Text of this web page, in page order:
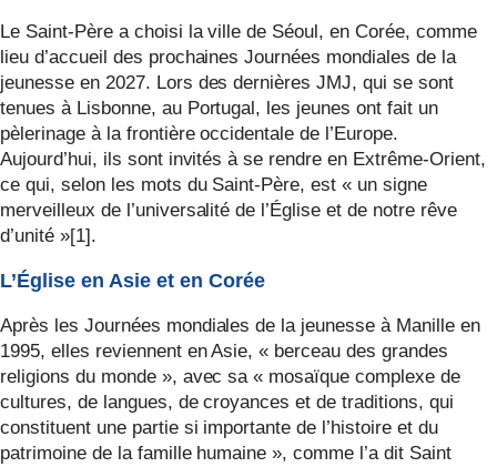
Le Saint-Père a choisi la ville de Séoul, en Corée, comme
lieu d’accueil des prochaines Journées mondiales de la
jeunesse en 2027. Lors des dernières JMJ, qui se sont
tenues à Lisbonne, au Portugal, les jeunes ont fait un
pèlerinage à la frontière occidentale de l’Europe.
Aujourd’hui, ils sont invités à se rendre en Extrême-Orient,
ce qui, selon les mots du Saint-Père, est « un signe
merveilleux de l’universalité de l’Église et de notre rêve
d’unité »[1].
L’Église en Asie et en Corée
Après les Journées mondiales de la jeunesse à Manille en
1995, elles reviennent en Asie, « berceau des grandes
religions du monde », avec sa « mosaïque complexe de
cultures, de langues, de croyances et de traditions, qui
constituent une partie si importante de l’histoire et du
patrimoine de la famille humaine », comme l’a dit Saint